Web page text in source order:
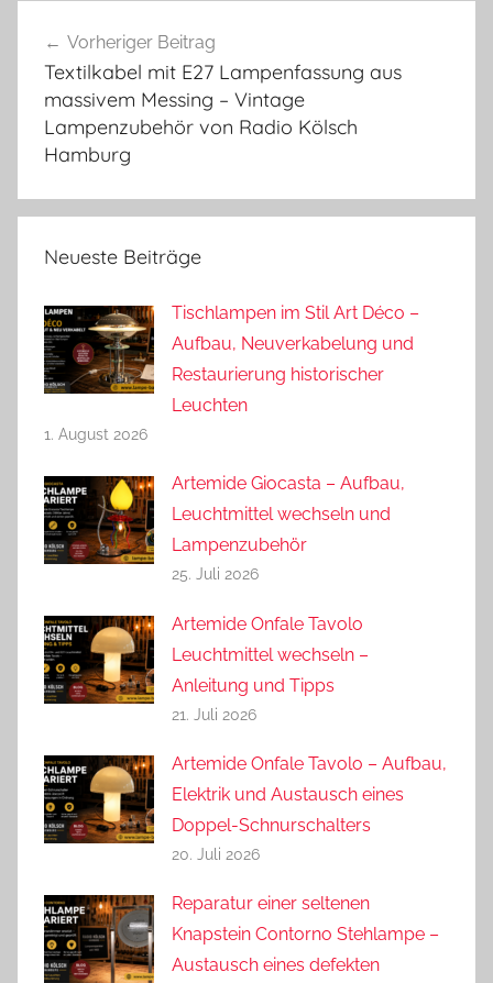
Vorheriger Beitrag
Textilkabel mit E27 Lampenfassung aus
massivem Messing – Vintage
Lampenzubehör von Radio Kölsch
Hamburg
Neueste Beiträge
Tischlampen im Stil Art Déco –
Aufbau, Neuverkabelung und
Restaurierung historischer
Leuchten
1. August 2026
Artemide Giocasta – Aufbau,
Leuchtmittel wechseln und
Lampenzubehör
25. Juli 2026
Artemide Onfale Tavolo
Leuchtmittel wechseln –
Anleitung und Tipps
21. Juli 2026
Artemide Onfale Tavolo – Aufbau,
Elektrik und Austausch eines
Doppel-Schnurschalters
20. Juli 2026
Reparatur einer seltenen
Knapstein Contorno Stehlampe –
Austausch eines defekten